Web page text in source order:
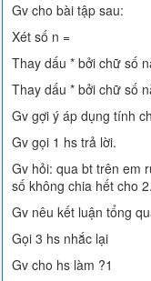
Gv cho bài tập sau:
Xét số n =
Thay dấu * bởi chữ số
Thay dấu * bởi chữ số
Gv gợi ý áp dụng tính
Gv gọi 1 hs trả lời.
Gv hỏi: qua bt trên em
số không chia hết cho 2.
Gv nêu kết luận tổng
Gọi 3 hs nhắc lại
Gv cho hs làm ?1